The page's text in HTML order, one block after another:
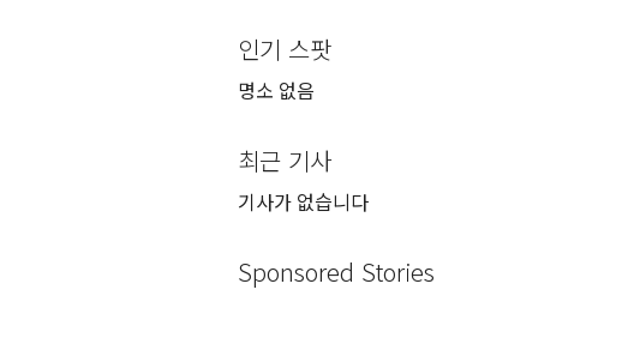
인기 스팟
명소 없음
최근 기사
기사가 없습니다
Sponsored Stories